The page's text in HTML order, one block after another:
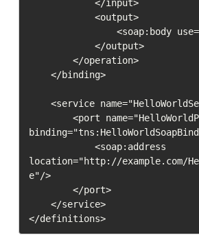
location="http://example.com/
e"/>
</definitions>